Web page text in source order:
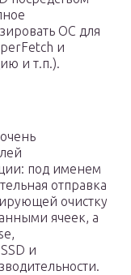
ОС для
и
и т.п.).
под именем
отправка
очистку
ячеек, а
и